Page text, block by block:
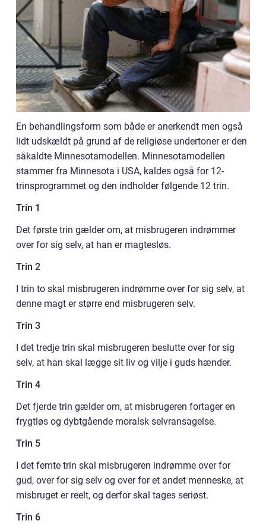
En behandlingsform som både er anerkendt men også
lidt udskældt på grund af de religiøse undertoner er den
såkaldte Minnesotamodellen. Minnesotamodellen
stammer fra Minnesota i USA, kaldes også for 12-
trinsprogrammet og den indholder følgende 12 trin.
Trin 1
Det første trin gælder om, at misbrugeren indrømmer
over for sig selv, at han er magtesløs.
Trin 2
I trin to skal misbrugeren indrømme over for sig selv, at
denne magt er større end misbrugeren selv.
Trin 3
I det tredje trin skal misbrugeren beslutte over for sig
selv, at han skal lægge sit liv og vilje i guds hænder.
Trin 4
Det fjerde trin gælder om, at misbrugeren fortager en
frygtløs og dybtgående moralsk selvransagelse.
Trin 5
I det femte trin skal misbrugeren indrømme over for
gud, over for sig selv og over for et andet menneske, at
misbruget er reelt, og derfor skal tages seriøst.
Trin 6